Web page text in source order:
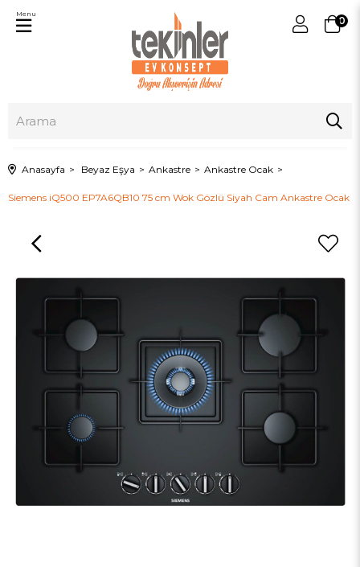
0
Menu
Anasayfa Beyaz Eşya Ankastre Ankastre Ocak
Siemens iQ500 EP7A6QB10 75 cm Wok Gözlü Siyah Cam Ankastre Ocak